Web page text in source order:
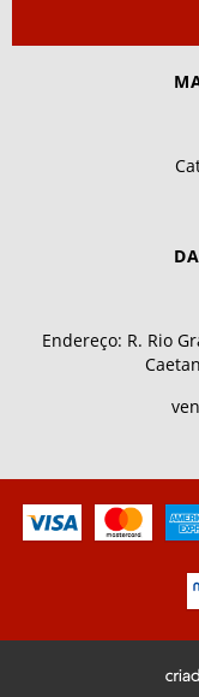
Endereço: R. Rio